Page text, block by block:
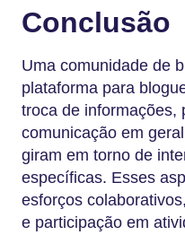
Conclusão
Uma comunidade de
plataforma para
troca de informações,
comunicação em
giram em torno de
específicas. Esses
esforços
e participação em